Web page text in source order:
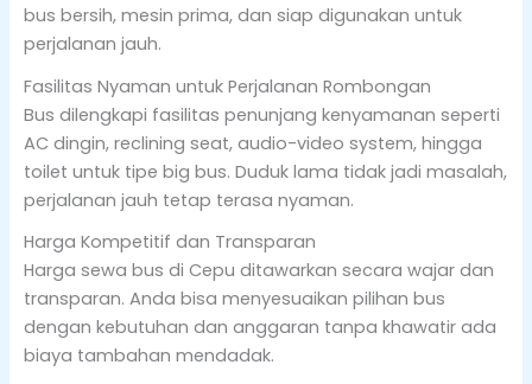
bus bersih, mesin prima, dan siap digunakan untuk
perjalanan jauh.
Fasilitas Nyaman untuk Perjalanan Rombongan
Bus dilengkapi fasilitas penunjang kenyamanan seperti
AC dingin, reclining seat, audio-video system, hingga
toilet untuk tipe big bus. Duduk lama tidak jadi masalah,
perjalanan jauh tetap terasa nyaman.
Harga Kompetitif dan Transparan
Harga sewa bus di Cepu ditawarkan secara wajar dan
transparan. Anda bisa menyesuaikan pilihan bus
dengan kebutuhan dan anggaran tanpa khawatir ada
biaya tambahan mendadak.